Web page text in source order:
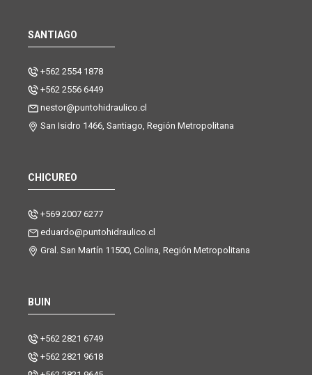
SANTIAGO
+562 2554 1878
+562 2556 6449
nestor@puntohidraulico.cl
San Isidro 1466, Santiago, Región Metropolitana
CHICUREO
+569 2007 6277
eduardo@puntohidraulico.cl
Gral. San Martín 11500, Colina, Región Metropolitana
BUIN
+562 2821 6749
+562 2821 9618